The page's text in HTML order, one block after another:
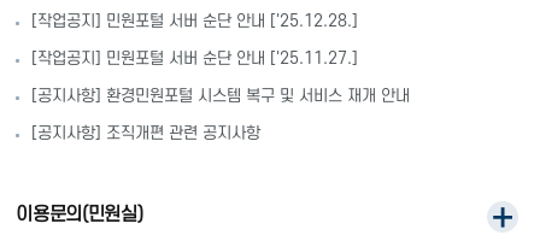
[작업공지] 민원포털 서버 순단 안내 ['25.12.28.]
[작업공지] 민원포털 서버 순단 안내 ['25.11.27.]
[공지사항] 환경민원포털 시스템 복구 및 서비스 재개 안내
[공지사항] 조직개편 관련 공지사항
이용문의(민원실)